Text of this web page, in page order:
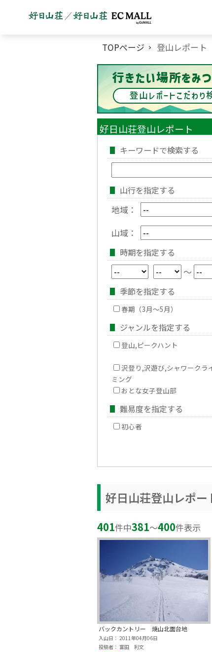
TOPページ 登山レポート
好日山荘登山レポート
キーワードで検索する
山行を指定する
地域：
山域：
時期を指定する
～
季節を指定する
春期（3月～5月）
ジャンルを指定する
登山,ピークハント
沢登り,沢遊び,シャワークラ
ミング
おとな女子登山部
難易度を指定する
初心者
好日山荘登山レポー
401件中381〜400件表示
バックカントリー 焼山北面台地
入山日： 2011年04月06日
投稿者： 富田 利文